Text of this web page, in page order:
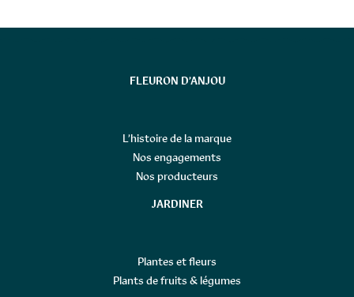
FLEURON D’ANJOU
L’histoire de la marque
Nos engagements
Nos producteurs
JARDINER
Plantes et fleurs
Plants de fruits & légumes